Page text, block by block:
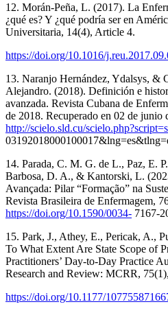
12. Morán-Peña, L. (2017). La
¿qué es? Y ¿qué podría ser en
Universitaria, 14(4), Article 4.
https://doi.org/10.1016/
13. Naranjo Hernández, Ydalsys, &
Alejandro. (2018). Definición e
avanzada. Revista Cubana de
de 2018. Recuperado en 02 de junio
http://scielo.sld.cu/
14. Parada, C. M. G. de L., Paz, E.
Barbosa, D. A., & Kantorski, L.
Avançada: Pilar “Formação” na
Revista Brasileira de Enfermagem,
https://doi.org/10.1590/0034- 7167-
15. Park, J., Athey, E., Pericak, A.,
To What Extent Are State Scope of
Practitioners’ Day-to-Day Practice
Research and Review: MCRR,
https://doi.org/10.1177/